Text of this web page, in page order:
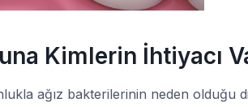
Kimlerin İhtiyacı
ağız bakterilerinin neden olduğu